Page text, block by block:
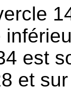
est
et